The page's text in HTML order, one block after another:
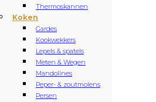
Thermoskannen
Koken
Gardes
Kookwekkers
Lepels & spatels
Meten & Wegen
Mandolines
Peper- & zoutmolens
Persen